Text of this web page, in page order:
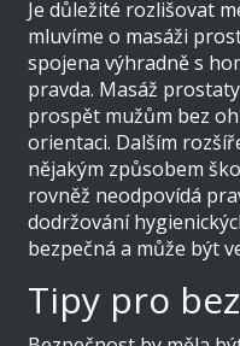
Je důležité rozlišovat
mluvíme o masáži
spojena výhradně s
pravda. Masáž
prospět mužům bez
orientaci. Dalším
nějakým způsobem
rovněž neodpovídá
dodržování
bezpečná a může být
Tipy pro